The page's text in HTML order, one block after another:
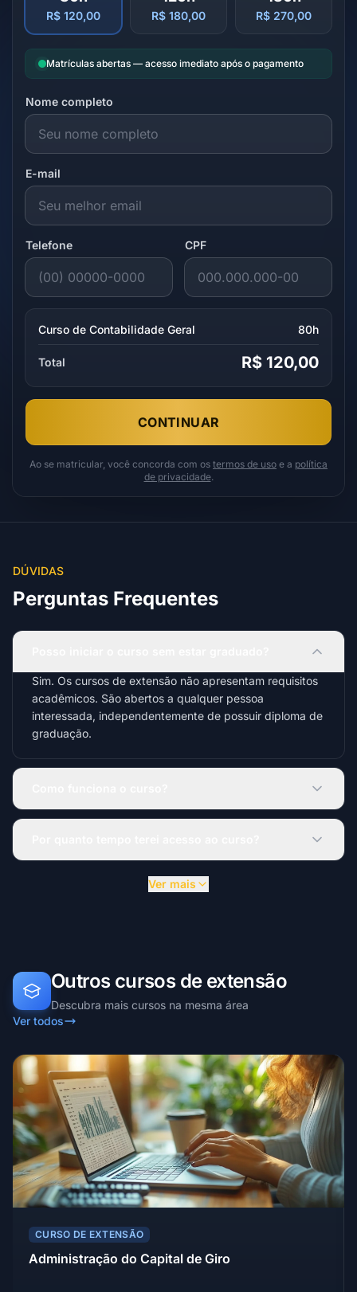
R$ 120,00 R$ 180,00 R$ 270,00
Matrículas abertas — acesso imediato após o pagamento
Nome completo
E-mail
Telefone CPF
Curso de Contabilidade Geral 80h
Total R$ 120,00
CONTINUAR
Ao se matricular, você concorda com os termos de uso e a política
de privacidade.
DÚVIDAS
Perguntas Frequentes
Sim. Os cursos de extensão não apresentam requisitos
acadêmicos. São abertos a qualquer pessoa
interessada, independentemente de possuir diploma de
graduação.
Ver mais
Outros cursos de extensão
Descubra mais cursos na mesma área
Ver todos
CURSO DE EXTENSÃO
Administração do Capital de Giro